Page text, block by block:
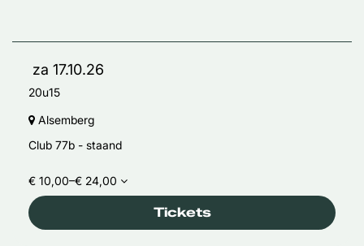
za 17.10.26
20u15
Alsemberg
Club 77b - staand
€ 10,00–€ 24,00
Tickets